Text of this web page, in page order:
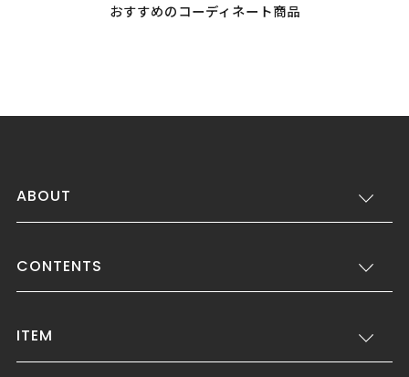
おすすめのコーディネート商品
ABOUT
CONTENTS
ITEM